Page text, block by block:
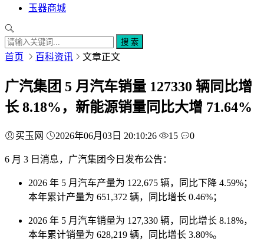
玉器商城
搜 索
首页 百科资讯 文章正文
广汽集团 5 月汽车销量 127330 辆同比增
长 8.18%，新能源销量同比大增 71.64%
买玉网 2026年06月03日 20:10:26 15 0
6 月 3 日消息，广汽集团今日发布公告：
2026 年 5 月汽车产量为 122,675 辆，同比下降 4.59%；
本年累计产量为 651,372 辆，同比增长 0.46%；
2026 年 5 月汽车销量为 127,330 辆，同比增长 8.18%，
本年累计销量为 628,219 辆，同比增长 3.80%。